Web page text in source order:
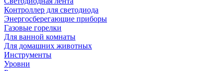
Контроллер для светодиода
Энергосберегающие приборы
Газовые горелки
Для ванной комнаты
Для домашних животных
Инструменты
Уровни